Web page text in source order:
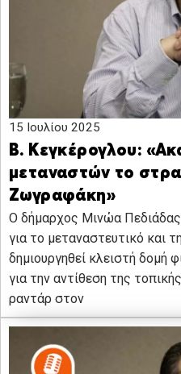
15 Ιουλίου 2025
Β. Κεγκέρογλου:
μεταναστών το
Ζωγραφάκη»
Ο δήμαρχος Μινώα
για το μεταναστευτικό και
δημιουργηθεί κλειστή δομή
για την αντίθεση της
ραντάρ στον